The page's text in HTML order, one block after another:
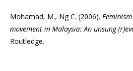
Mohamad, M., Ng C. (2006).
movement in Malaysia: An unsung
Routledge.